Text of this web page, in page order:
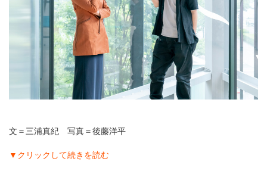
文＝三浦真紀 写真＝後藤洋平
▼クリックして続きを読む